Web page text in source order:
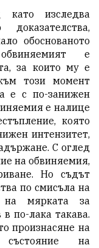
като изследва
обоснованото
е
за които му е
този момент
е с по-занижен
е налице
която
интензитет,
С оглед
на обвиняемия,
Но съдът
по смисъла на
на мярката за
по-лака такава.
произнасяне на
на